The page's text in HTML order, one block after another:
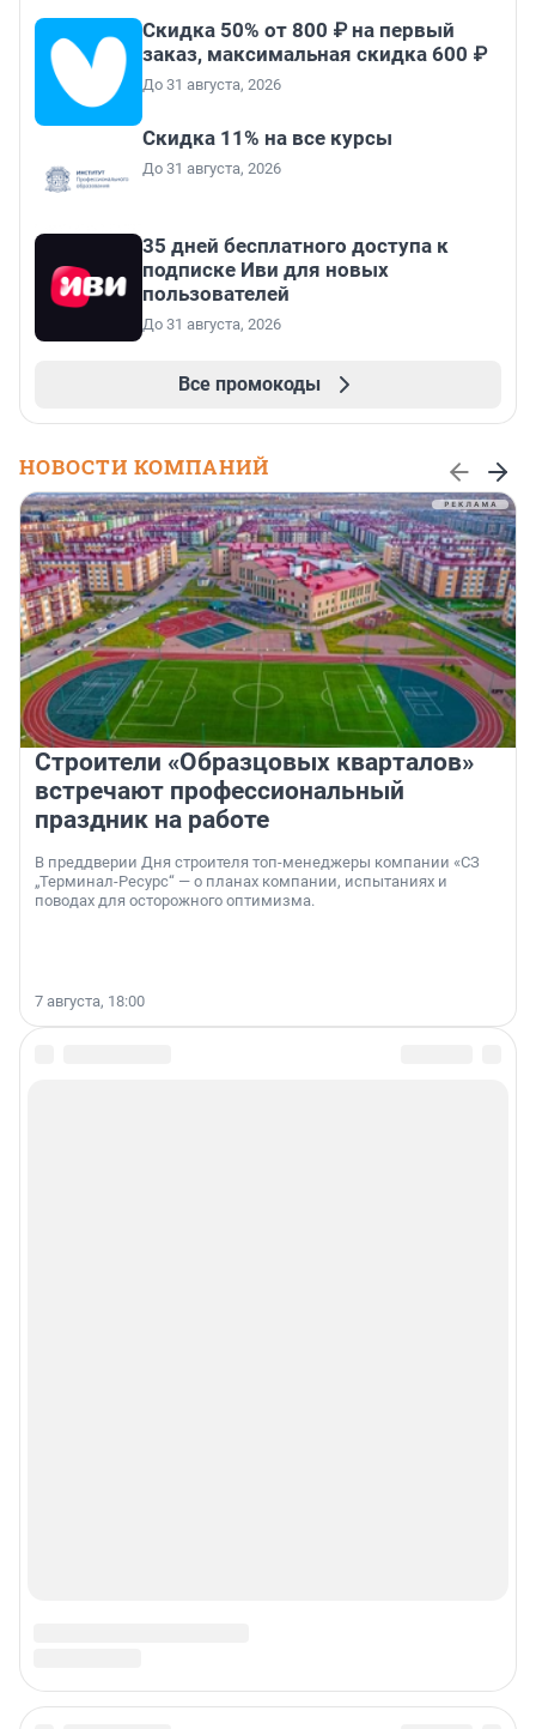
Скидка 50% от 800 ₽ на первый
заказ, максимальная скидка 600 ₽
До 31 августа, 2026
Скидка 11% на все курсы
До 31 августа, 2026
35 дней бесплатного доступа к
подписке Иви для новых
пользователей
До 31 августа, 2026
Все промокоды
НОВОСТИ КОМПАНИЙ
Строители «Образцовых кварталов»
встречают профессиональный
праздник на работе
В преддверии Дня строителя топ-менеджеры компании «СЗ
„Терминал-Ресурс“ — о планах компании, испытаниях и
поводах для осторожного оптимизма.
7 августа, 18:00